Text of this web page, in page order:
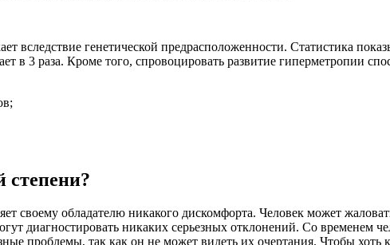
вследствие генетической предрасположенности. Статистика
в 3 раза. Кроме того, спровоцировать развитие гиперметропии
степени?
своему обладателю никакого дискомфорта. Человек может
диагностировать никаких серьезных отклонений. Со временем
проблемы, так как он не может видеть их очертания. Чтобы хоть